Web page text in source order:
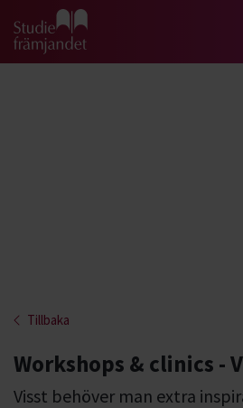
Gå till studiefrämjandets startsida
Tillbaka
Workshops & clinics -
Visst behöver man extra